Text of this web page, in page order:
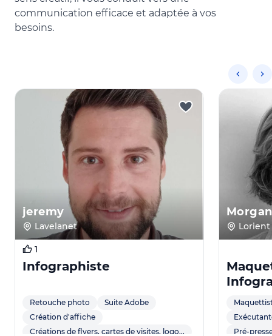
communication efficace et adaptée à vos
besoins.
jeremy
Lavelanet
1
Infographiste
Retouche photo
Suite Adobe
Création d'affiche
Créations de flyers, cartes de visites, logo...
Lorient
PAO
Pré-